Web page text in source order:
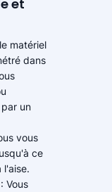
et
matériel
dans
un
vous
ce
l'aise.
Vous